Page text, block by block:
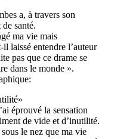
a, à travers son
santé.
ma vie mais
laissé entendre l’auteur
pas que ce drame se
dans le monde ».
éprouvé la sensation
de vide et d’inutilité.
le nez que ma vie